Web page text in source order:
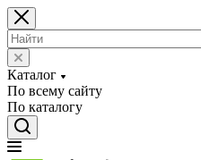
Каталог
По всему сайту
По каталогу